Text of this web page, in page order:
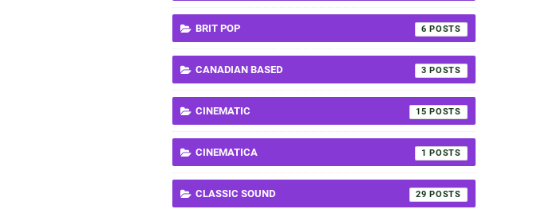
BRIT POP 6
CANADIAN BASED 3
CINEMATIC 15
CINEMATICA 1
CLASSIC SOUND 29